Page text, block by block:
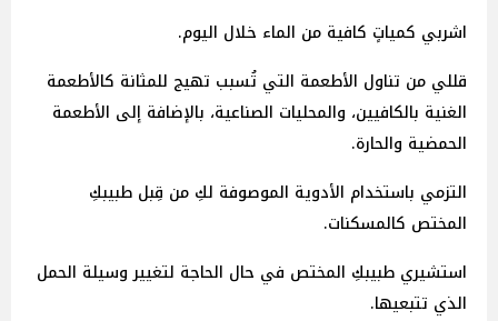
اشربي كمياتٍ كافية من الماء خلال اليوم.
قللي من تناول الأطعمة التي تُسبب تهيج للمثانة كالأطعمة
الغنية بالكافيين، والمحليات الصناعية، بالإضافة إلى الأطعمة
الحمضية والحارة.
التزمي باستخدام الأدوية الموصوفة لكِ من قِبل طبيبكِ
المختص كالمسكنات.
استشيري طبيبكِ المختص في حال الحاجة لتغيير وسيلة الحمل
الذي تتبعيها.